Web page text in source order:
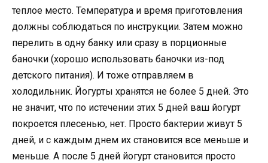
теплое место. Температура и время приготовления
должны соблюдаться по инструкции. Затем можно
перелить в одну банку или сразу в порционные
баночки (хорошо использовать баночки из-под
детского питания). И тоже отправляем в
холодильник. Йогурты хранятся не более 5 дней. Это
не значит, что по истечении этих 5 дней ваш йогурт
покроется плесенью, нет. Просто бактерии живут 5
дней, и с каждым днем их становится все меньше и
меньше. А после 5 дней йогурт становится просто